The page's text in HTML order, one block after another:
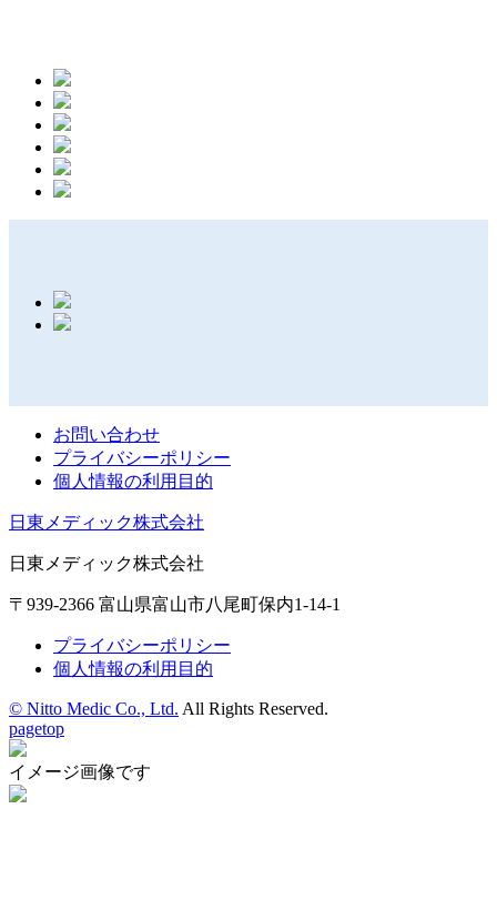
お問い合わせ
プライバシーポリシー
個人情報の利用目的
日東メディック株式会社
日東メディック株式会社
〒939-2366 富山県富山市八尾町保内1-14-1
プライバシーポリシー
個人情報の利用目的
© Nitto Medic Co., Ltd. All Rights Reserved.
pagetop
イメージ画像です